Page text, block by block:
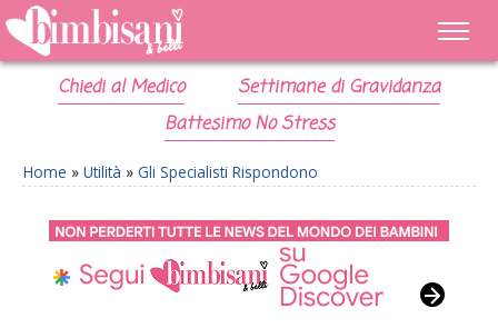
Chiedi al Medico
Settimane di Gravidanza
Battesimo No Stress
Home » Utilità » Gli Specialisti Rispondono